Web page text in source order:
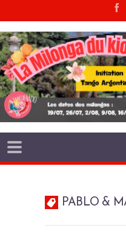
PABLO &